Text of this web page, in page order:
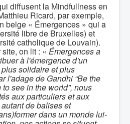
diffusent la Mindfullness en
Ricard, par exemple,
belge « Émergences » qui a
libre de Bruxelles) et
catholique de Louvain).
on lit : « Émergences a
à l'émergence d'un
solidaire et plus
l'adage de Gandhi “Be the
see in the world”, nous
aux particuliers et aux
de balises et
dans un monde lui-